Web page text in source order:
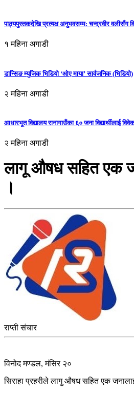
पाठ्यपुस्तकदेखि प्रत्यक्ष अनुभवसम्म: चन्द्रवीर वलीसँग
१ महिना अगाडी
डान्सिङ म्युजिक भिडियो ‘ओए माया’ सार्वजनिक (भिडियो)
२ महिना अगाडी
आधारभूत विद्यालय रानागाउँका ६० जना विद्यार्थीलाई
२ महिना अगाडी
लागू औषध सहित एक
।
राप्ती संचार
विनोद मण्डल, मंसिर २०
सिराहा प्रहरीले लागु औषध सहित एक